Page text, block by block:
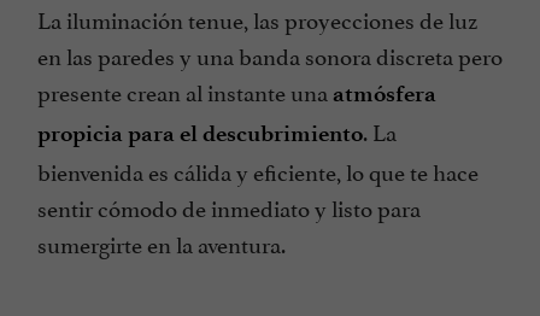
La iluminación tenue, las proyecciones de luz
en las paredes y una banda sonora discreta pero
presente crean al instante una atmósfera
propicia para el descubrimiento. La
bienvenida es cálida y eficiente, lo que te hace
sentir cómodo de inmediato y listo para
sumergirte en la aventura.